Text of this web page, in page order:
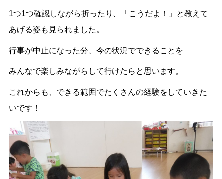
1つ1つ確認しながら折ったり、「こうだよ！」と教えて
あげる姿も見られました。
行事が中止になった分、今の状況でできることを
みんなで楽しみながらして行けたらと思います。
これからも、できる範囲でたくさんの経験をしていきた
いです！